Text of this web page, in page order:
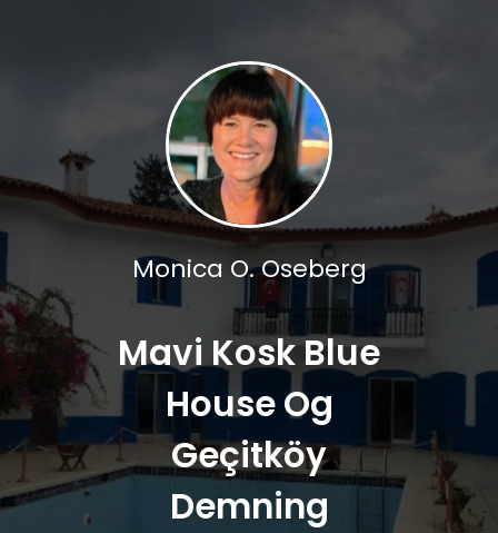
Monica O. Oseberg
Mavi Kosk Blue
House Og
Geçitköy
Demning